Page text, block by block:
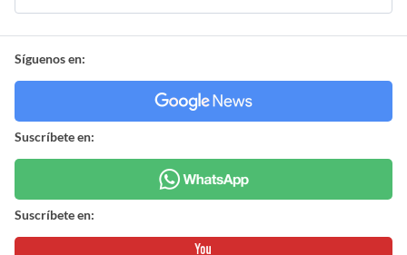
Síguenos en:
Suscríbete en:
Suscríbete en: